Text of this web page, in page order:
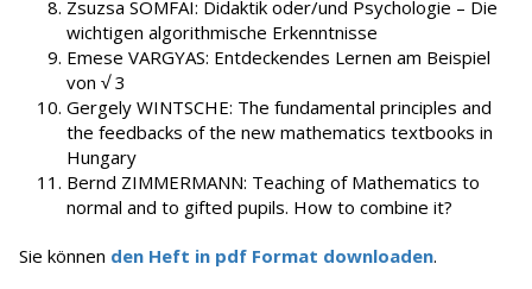
Zsuzsa SOMFAI: Didaktik oder/und Psychologie – Die
wichtigen algorithmische Erkenntnisse
Emese VARGYAS: Entdeckendes Lernen am Beispiel
von √ 3
Gergely WINTSCHE: The fundamental principles and
the feedbacks of the new mathematics textbooks in
Hungary
Bernd ZIMMERMANN: Teaching of Mathematics to
normal and to gifted pupils. How to combine it?
Sie können den Heft in pdf Format downloaden.